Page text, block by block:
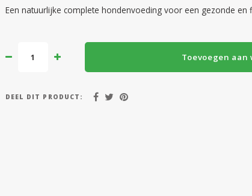
Een natuurlijke complete hondenvoeding voor een gezonde en
Toevoegen
DEEL DIT PRODUCT: